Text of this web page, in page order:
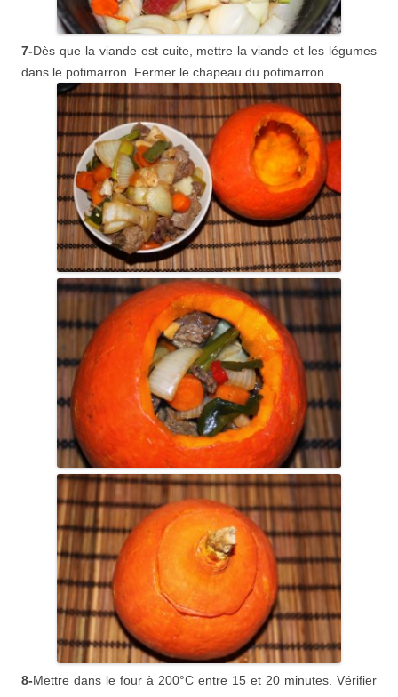
7-Dès que la viande est cuite, mettre la viande et les légumes
dans le potimarron. Fermer le chapeau du potimarron.
8-Mettre dans le four à 200°C entre 15 et 20 minutes. Vérifier